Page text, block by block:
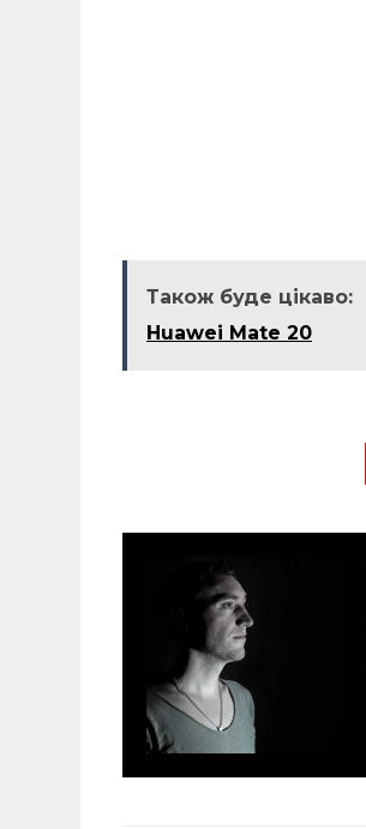
Також буде цікаво:
Huawei Mate 20